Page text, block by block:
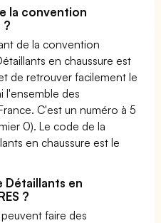
la convention
?
de la convention
en chaussure est
de retrouver facilement le
l'ensemble des
C'est un numéro à 5
0). Le code de la
en chaussure est le
en
?
faire des